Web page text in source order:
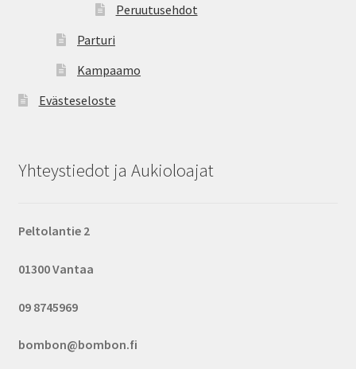
Peruutusehdot
Parturi
Kampaamo
Evästeseloste
Yhteystiedot ja Aukioloajat
Peltolantie 2
01300 Vantaa
09 8745969
bombon@bombon.fi